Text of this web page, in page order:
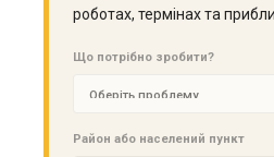
роботах, термінах та
Що потрібно зробити?
Район або населений пункт